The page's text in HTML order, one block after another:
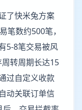
了快米兔方案
笔数约500笔，
5-8笔交易被风
转周期长达15
过自定义收款
动关联订单信